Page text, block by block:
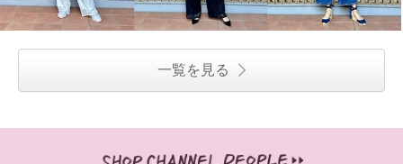
一覧を見る